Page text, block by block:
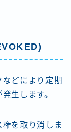
どにより定期
生します。
を取り消しま